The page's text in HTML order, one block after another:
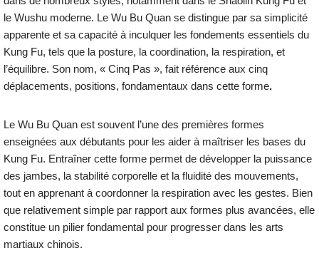
le Wushu moderne. Le Wu Bu Quan se distingue par sa simplicité
apparente et sa capacité à inculquer les fondements essentiels du
Kung Fu, tels que la posture, la coordination, la respiration, et
l’équilibre. Son nom, « Cinq Pas », fait référence aux cinq
déplacements, positions, fondamentaux dans cette forme.
Le Wu Bu Quan est souvent l’une des premières formes
enseignées aux débutants pour les aider à maîtriser les bases du
Kung Fu. Entraîner cette forme permet de développer la puissance
des jambes, la stabilité corporelle et la fluidité des mouvements,
tout en apprenant à coordonner la respiration avec les gestes. Bien
que relativement simple par rapport aux formes plus avancées, elle
constitue un pilier fondamental pour progresser dans les arts
martiaux chinois.